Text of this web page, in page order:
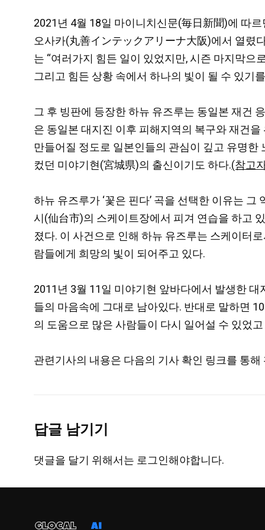
2021년 4월 18일 마이니치신문(毎日新聞)에 따
오사카(丸善インテックアリーナ大阪)에서 열렸
는 “여러가지 힘든 일이 있었지만, 시즌 마지막으
그리고 힘든 상황 속에서 하나의 빛이 될 수 있기
그 후 빙판에 등장한 하뉴 유즈루는 동일본 재건
은 동일본 대지진 이후 피해지역의 복구와 재건
만들어질 정도로 일본인들의 관심이 깊고 유명
컸던 미야기현(宮城県)의 출신이기도 하다.(참고
하뉴 유즈루가 ‘꽃은 핀다’ 곡을 선택한 이유는
시(仙台市)의 스케이트장에서 피겨 연습을 하고
졌다. 이 사건으로 인해 하뉴 유즈루는 스케이터
람들에게 희망의 빛이 되어주고 있다.
2011년 3월 11일 미야기현 앞바다에서 발생한
들의 마음속에 그대로 남아있다. 반대로 말하면
의 도움으로 많은 사람들이 다시 일어설 수 있었
관련기사의 내용은 다음의 기사 확인 링크를 통
답글 남기기
댓글을 달기 위해서는 로그인해야합니다.